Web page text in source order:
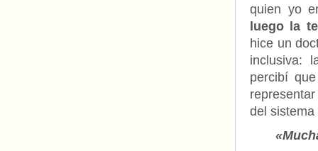
quien yo
luego la
hice un
inclusiva:
percibí
del